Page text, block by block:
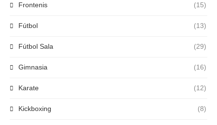
Frontenis (15)
Fútbol (13)
Fútbol Sala (29)
Gimnasia (16)
Karate (12)
Kickboxing (8)